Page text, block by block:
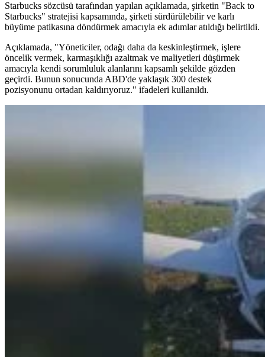
Starbucks sözcüsü tarafından yapılan açıklamada, şirketin "Back to
Starbucks" stratejisi kapsamında, şirketi sürdürülebilir ve karlı
büyüme patikasına döndürmek amacıyla ek adımlar atıldığı belirtildi.
Açıklamada, "Yöneticiler, odağı daha da keskinleştirmek, işlere
öncelik vermek, karmaşıklığı azaltmak ve maliyetleri düşürmek
amacıyla kendi sorumluluk alanlarını kapsamlı şekilde gözden
geçirdi. Bunun sonucunda ABD'de yaklaşık 300 destek
pozisyonunu ortadan kaldırıyoruz." ifadeleri kullanıldı.